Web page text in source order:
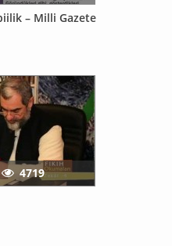
– Milli Gazete
4719